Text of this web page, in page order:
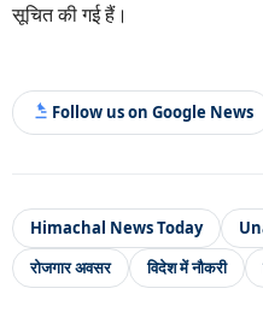
सूचित की गई हैं।
Follow us on Google News
Himachal News Today
रोजगार अवसर
विदेश में नौकरी